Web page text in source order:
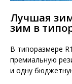
Лучшая
зим в
В типоразмере
премиальную
и одну